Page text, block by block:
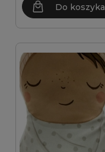
Do koszyka